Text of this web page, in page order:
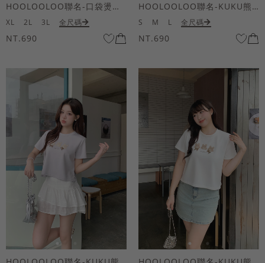
HOOLOOLOO聯名-口袋燙金KUKU熊短袖上衣
XL 2L 3L 全尺碼
NT.690
HOOLOOLOO聯名-KUKU熊蝴蝶結短袖上衣
S M L 全尺碼
NT.690